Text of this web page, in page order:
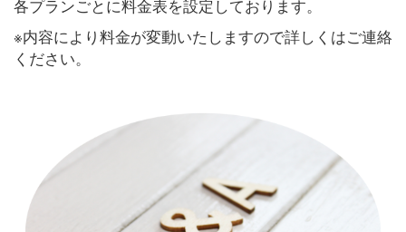
各プランごとに料金表を設定しております。
※内容により料金が変動いたしますので詳しくはご連絡
ください。